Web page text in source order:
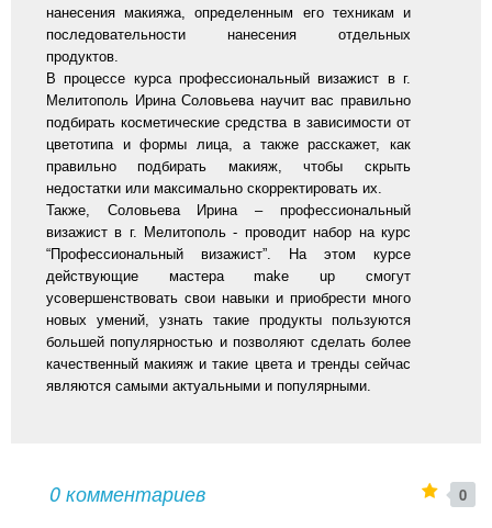
нанесения макияжа, определенным его техникам и
последовательности нанесения отдельных
продуктов.
В процессе курса профессиональный визажист в г.
Мелитополь Ирина Соловьева научит вас правильно
подбирать косметические средства в зависимости от
цветотипа и формы лица, а также расскажет, как
правильно подбирать макияж, чтобы скрыть
недостатки или максимально скорректировать их.
Также, Соловьева Ирина – профессиональный
визажист в г. Мелитополь - проводит набор на курс
“Профессиональный визажист”. На этом курсе
действующие мастера make up смогут
усовершенствовать свои навыки и приобрести много
новых умений, узнать такие продукты пользуются
большей популярностью и позволяют сделать более
качественный макияж и такие цвета и тренды сейчас
являются самыми актуальными и популярными.
0 комментариев 0